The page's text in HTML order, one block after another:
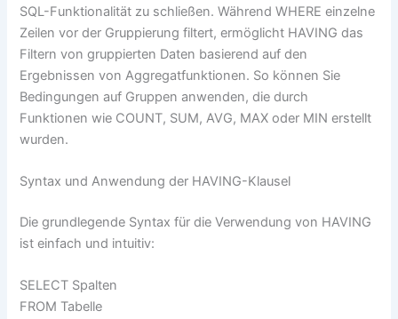
SQL-Funktionalität zu schließen. Während WHERE einzelne
Zeilen vor der Gruppierung filtert, ermöglicht HAVING das
Filtern von gruppierten Daten basierend auf den
Ergebnissen von Aggregatfunktionen. So können Sie
Bedingungen auf Gruppen anwenden, die durch
Funktionen wie COUNT, SUM, AVG, MAX oder MIN erstellt
wurden.
Syntax und Anwendung der HAVING-Klausel
Die grundlegende Syntax für die Verwendung von HAVING
ist einfach und intuitiv:
SELECT Spalten
FROM Tabelle